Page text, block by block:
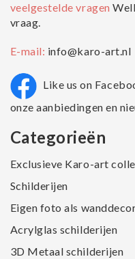
veelgestelde vragen
vraag.
E-mail: info@karo-art.nl
Like us on
onze aanbiedingen en
Categorieën
Exclusieve Karo-art
Schilderijen
Eigen foto als
Acrylglas schilderijen
3D Metaal schilderijen